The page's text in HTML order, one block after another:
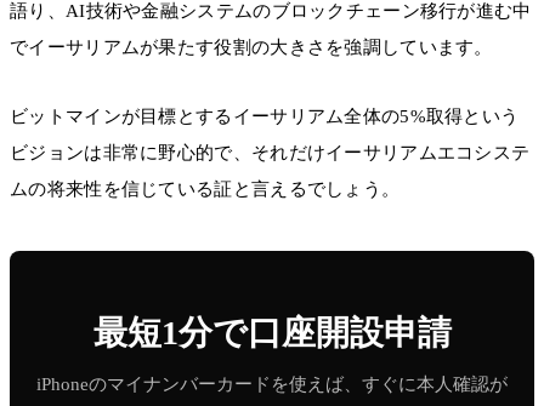
語り、AI技術や金融システムのブロックチェーン移行が進む中
でイーサリアムが果たす役割の大きさを強調しています。
ビットマインが目標とするイーサリアム全体の5%取得という
ビジョンは非常に野心的で、それだけイーサリアムエコシステ
ムの将来性を信じている証と言えるでしょう。
最短1分で口座開設申請
iPhoneのマイナンバーカードを使えば、すぐに本人確認が